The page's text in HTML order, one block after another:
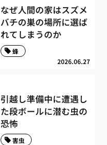
なぜ人間の家はスズメ
バチの巣の場所に選ば
れてしまうのか
2026.06.27
蜂
引越し準備中に遭遇し
た段ボールに潜む虫の
恐怖
害虫